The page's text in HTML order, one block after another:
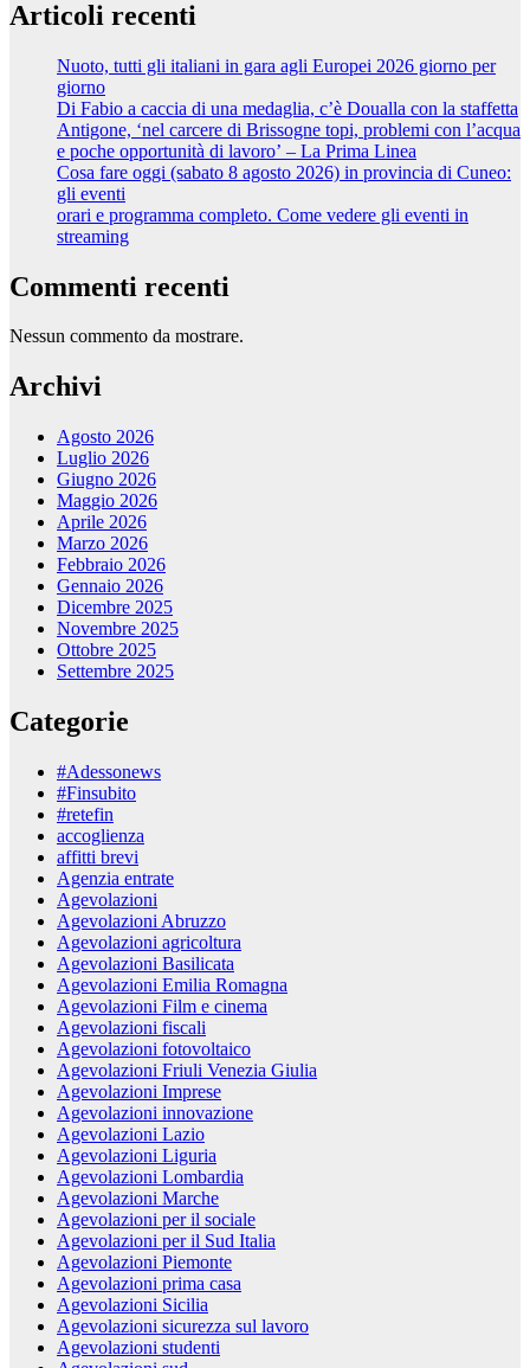
Articoli recenti
Nuoto, tutti gli italiani in gara agli Europei 2026 giorno per
giorno
Di Fabio a caccia di una medaglia, c’è Doualla con la staffetta
Antigone, ‘nel carcere di Brissogne topi, problemi con l’acqua
e poche opportunità di lavoro’ – La Prima Linea
Cosa fare oggi (sabato 8 agosto 2026) in provincia di Cuneo:
gli eventi
orari e programma completo. Come vedere gli eventi in
streaming
Commenti recenti
Nessun commento da mostrare.
Archivi
Agosto 2026
Luglio 2026
Giugno 2026
Maggio 2026
Aprile 2026
Marzo 2026
Febbraio 2026
Gennaio 2026
Dicembre 2025
Novembre 2025
Ottobre 2025
Settembre 2025
Categorie
#Adessonews
#Finsubito
#retefin
accoglienza
affitti brevi
Agenzia entrate
Agevolazioni
Agevolazioni Abruzzo
Agevolazioni agricoltura
Agevolazioni Basilicata
Agevolazioni Emilia Romagna
Agevolazioni Film e cinema
Agevolazioni fiscali
Agevolazioni fotovoltaico
Agevolazioni Friuli Venezia Giulia
Agevolazioni Imprese
Agevolazioni innovazione
Agevolazioni Lazio
Agevolazioni Liguria
Agevolazioni Lombardia
Agevolazioni Marche
Agevolazioni per il sociale
Agevolazioni per il Sud Italia
Agevolazioni Piemonte
Agevolazioni prima casa
Agevolazioni Sicilia
Agevolazioni sicurezza sul lavoro
Agevolazioni studenti